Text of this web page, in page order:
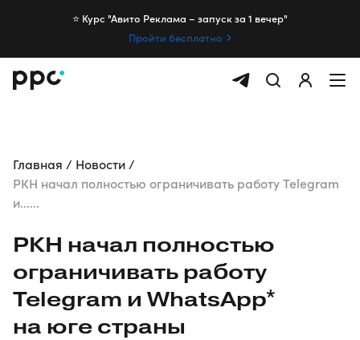
⭐️ Курс "Авито Реклама – запуск за 1 вечер"
Пройти бесплатно
Главная
Новости
РКН начал полностью ограничивать работу Telegram
и......
РКН начал полностью
ограничивать работу
Telegram и WhatsApp*
на юге страны